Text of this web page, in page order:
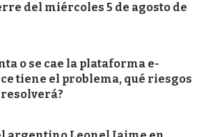
del miércoles 5 de agosto de
o se cae la plataforma e-
tiene el problema, qué riesgos
resolverá?